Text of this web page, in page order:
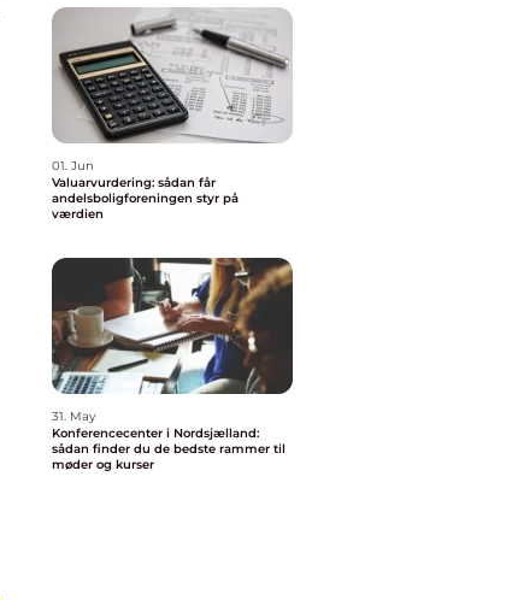
01. Jun
Valuarvurdering: sådan får
andelsboligforeningen styr på
værdien
31. May
Konferencecenter i Nordsjælland:
sådan finder du de bedste rammer til
møder og kurser